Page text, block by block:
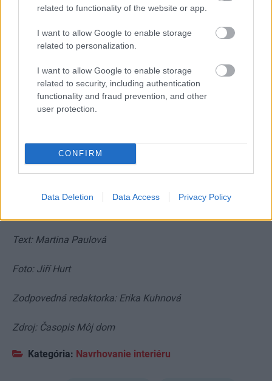
related to functionality of the website or app.
I want to allow Google to enable storage
related to personalization.
I want to allow Google to enable storage
related to security, including authentication
functionality and fraud prevention, and other
user protection.
CONFIRM
Data Deletion Data Access Privacy Policy
Text: Martina Paulová
Foto: Jiří Hurt
Zodpovedná redaktorka: Erika Kuhnová
Zdroj: Časopis Môj dom
Kategória: Navrhovanie interiéru